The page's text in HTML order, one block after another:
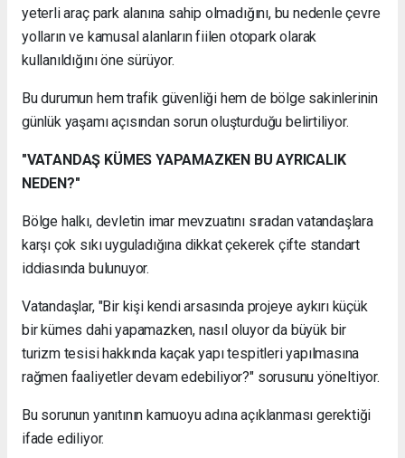
yeterli araç park alanına sahip olmadığını, bu nedenle çevre
yolların ve kamusal alanların fiilen otopark olarak
kullanıldığını öne sürüyor.
Bu durumun hem trafik güvenliği hem de bölge sakinlerinin
günlük yaşamı açısından sorun oluşturduğu belirtiliyor.
"VATANDAŞ KÜMES YAPAMAZKEN BU AYRICALIK
NEDEN?"
Bölge halkı, devletin imar mevzuatını sıradan vatandaşlara
karşı çok sıkı uyguladığına dikkat çekerek çifte standart
iddiasında bulunuyor.
Vatandaşlar, "Bir kişi kendi arsasında projeye aykırı küçük
bir kümes dahi yapamazken, nasıl oluyor da büyük bir
turizm tesisi hakkında kaçak yapı tespitleri yapılmasına
rağmen faaliyetler devam edebiliyor?" sorusunu yöneltiyor.
Bu sorunun yanıtının kamuoyu adına açıklanması gerektiği
ifade ediliyor.